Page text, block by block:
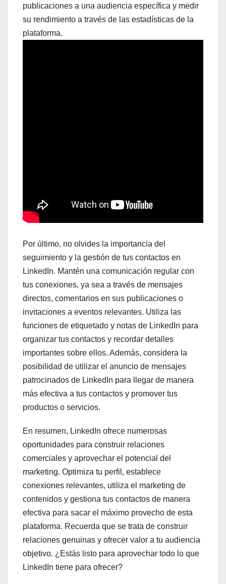
publicaciones a una audiencia específica y medir
su rendimiento a través de las estadísticas de la
plataforma.
Por último, no olvides la importancia del
seguimiento y la gestión de tus contactos en
LinkedIn. Mantén una comunicación regular con
tus conexiones, ya sea a través de mensajes
directos, comentarios en sus publicaciones o
invitaciones a eventos relevantes. Utiliza las
funciones de etiquetado y notas de LinkedIn para
organizar tus contactos y recordar detalles
importantes sobre ellos. Además, considera la
posibilidad de utilizar el anuncio de mensajes
patrocinados de LinkedIn para llegar de manera
más efectiva a tus contactos y promover tus
productos o servicios.
En resumen, LinkedIn ofrece numerosas
oportunidades para construir relaciones
comerciales y aprovechar el potencial del
marketing. Optimiza tu perfil, establece
conexiones relevantes, utiliza el marketing de
contenidos y gestiona tus contactos de manera
efectiva para sacar el máximo provecho de esta
plataforma. Recuerda que se trata de construir
relaciones genuinas y ofrecer valor a tu audiencia
objetivo. ¿Estás listo para aprovechar todo lo que
LinkedIn tiene para ofrecer?